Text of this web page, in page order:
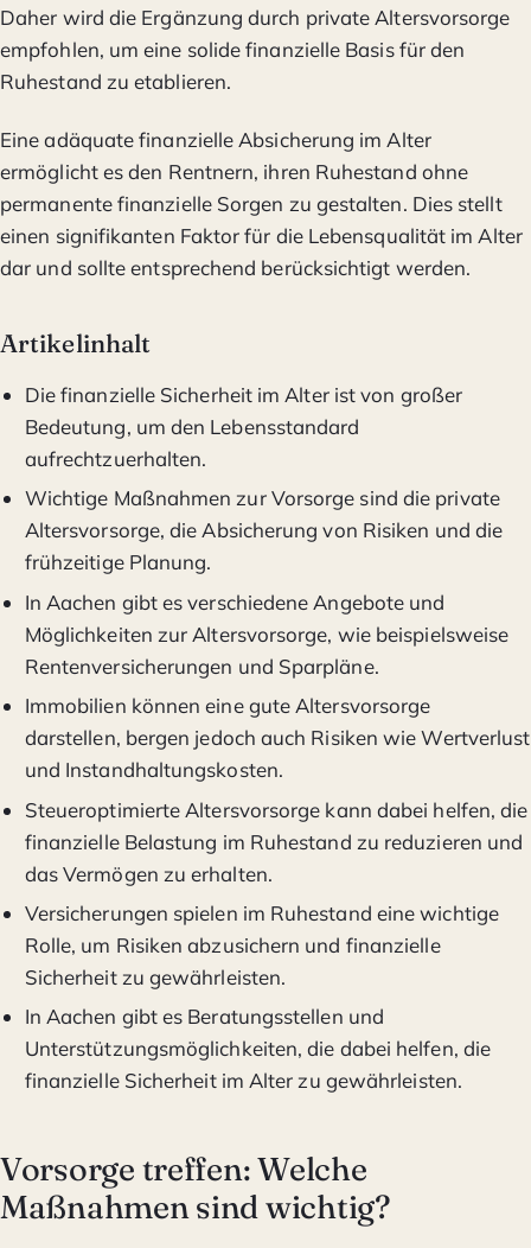
Daher wird die Ergänzung durch private Altersvorsorge
empfohlen, um eine solide finanzielle Basis für den
Ruhestand zu etablieren.
Eine adäquate finanzielle Absicherung im Alter
ermöglicht es den Rentnern, ihren Ruhestand ohne
permanente finanzielle Sorgen zu gestalten. Dies stellt
einen signifikanten Faktor für die Lebensqualität im Alter
dar und sollte entsprechend berücksichtigt werden.
Artikelinhalt
Die finanzielle Sicherheit im Alter ist von großer
Bedeutung, um den Lebensstandard
aufrechtzuerhalten.
Wichtige Maßnahmen zur Vorsorge sind die private
Altersvorsorge, die Absicherung von Risiken und die
frühzeitige Planung.
In Aachen gibt es verschiedene Angebote und
Möglichkeiten zur Altersvorsorge, wie beispielsweise
Rentenversicherungen und Sparpläne.
Immobilien können eine gute Altersvorsorge
darstellen, bergen jedoch auch Risiken wie Wertverlust
und Instandhaltungskosten.
Steueroptimierte Altersvorsorge kann dabei helfen, die
finanzielle Belastung im Ruhestand zu reduzieren und
das Vermögen zu erhalten.
Versicherungen spielen im Ruhestand eine wichtige
Rolle, um Risiken abzusichern und finanzielle
Sicherheit zu gewährleisten.
In Aachen gibt es Beratungsstellen und
Unterstützungsmöglichkeiten, die dabei helfen, die
finanzielle Sicherheit im Alter zu gewährleisten.
Vorsorge treffen: Welche
Maßnahmen sind wichtig?